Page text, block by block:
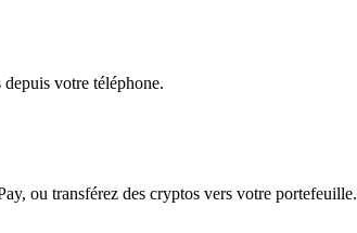
votre téléphone.
ou transférez des cryptos vers votre portefeuille.